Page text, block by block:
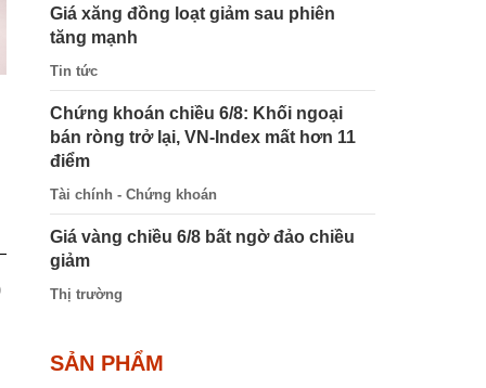
Giá xăng đồng loạt giảm sau phiên
tăng mạnh
Tin tức
Chứng khoán chiều 6/8: Khối ngoại
bán ròng trở lại, VN-Index mất hơn 11
điểm
Tài chính - Chứng khoán
Giá vàng chiều 6/8 bất ngờ đảo chiều
giảm
Thị trường
SẢN PHẨM